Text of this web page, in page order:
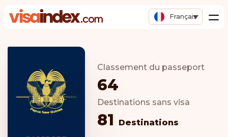
Français
Classement du passeport
64
Destinations sans visa
81 Destinations